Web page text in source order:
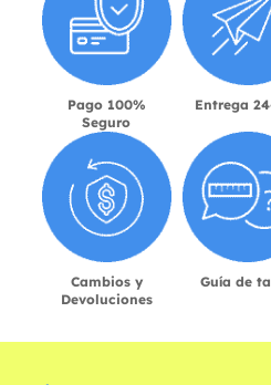
Pago 100%
Seguro
Entrega
Cambios y
Devoluciones
Guía de